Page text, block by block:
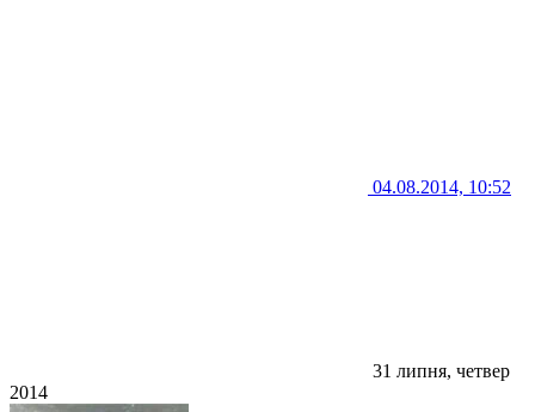
04.08.2014, 10:52
31 липня, четвер
2014